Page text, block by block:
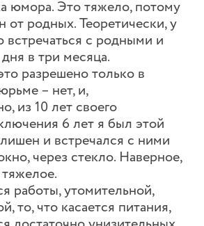
юмора. Это тяжело, потому
от родных. Теоретически, у
встречаться с родными и
в три месяца.
разрешено только в
– нет, и,
из 10 лет своего
6 лет я был этой
и встречался с ними
через стекло. Наверное,
работы, утомительной,
то, что касается питания,